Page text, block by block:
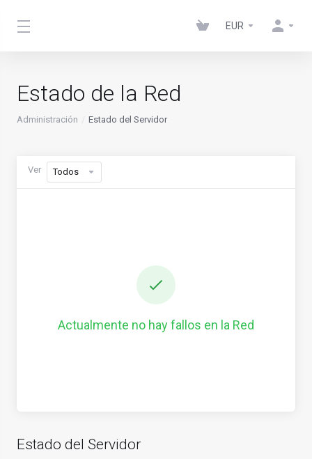
EUR
Estado de la Red
Administración Estado del Servidor
Ver Todos
Actualmente no hay fallos en la Red
Estado del Servidor